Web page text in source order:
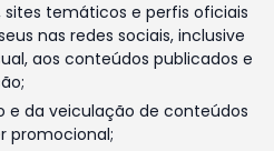
temáticos e perfis oficiais
nas redes sociais, inclusive
aos conteúdos publicados e
e da veiculação de conteúdos
promocional;